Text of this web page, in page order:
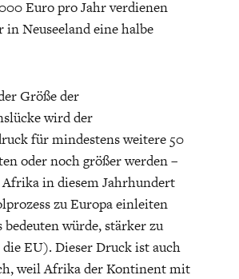
Euro pro Jahr verdienen
in Neuseeland eine halbe
Größe der
wird der
für mindestens weitere 50
oder noch größer werden –
in diesem Jahrhundert
zu Europa einleiten
würde, stärker zu
die EU). Dieser Druck ist auch
weil Afrika der Kontinent mit